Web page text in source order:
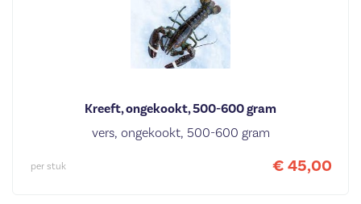
Kreeft, ongekookt, 500-600 gram
vers, ongekookt, 500-600 gram
€ 45,00
per stuk